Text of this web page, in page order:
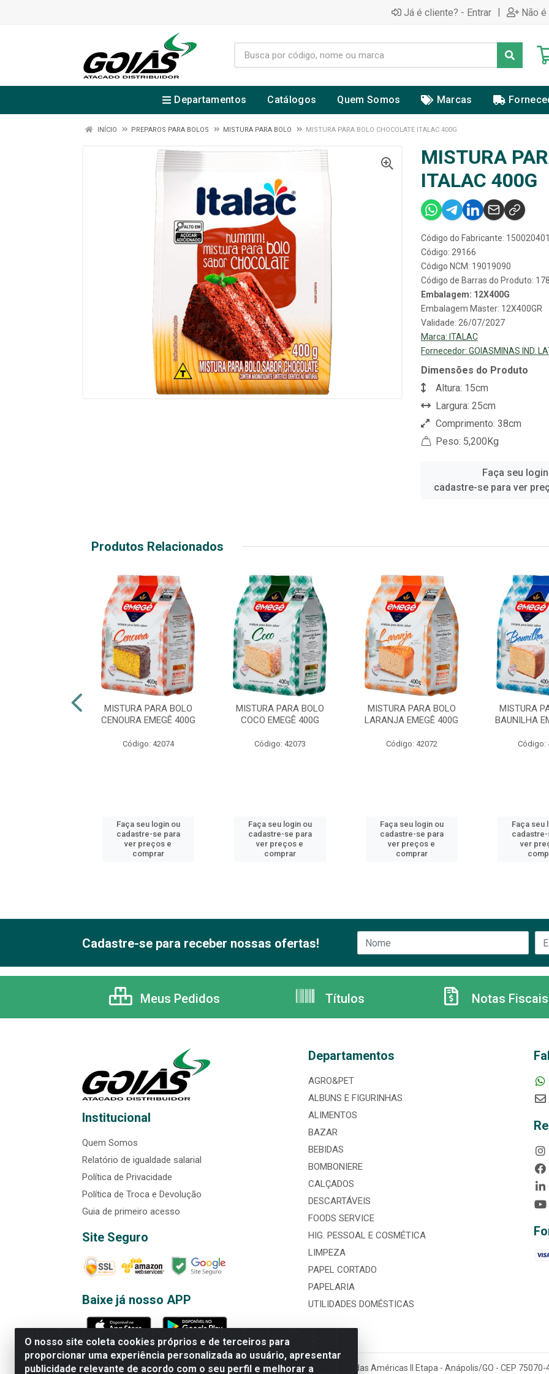
Já é cliente? - Entrar | Não
Departamentos Catálogos Quem Somos Marcas
INÍCIO PREPAROS PARA BOLOS MISTURA PARA BOLO MISTURA PARA BOLO CHOCOLATE ITALAC 400G
MISTURA
ITALAC 400G
Código do Fabricante: 150020401
Código: 29166
Código NCM: 19019090
Código de Barras do Produto:
Embalagem: 12X400G
Embalagem Master: 12X400GR
Validade: 26/07/2027
Marca: ITALAC
Fornecedor: GOIASMINAS IND.
Dimensões do Produto
Altura: 15cm
Largura: 25cm
Comprimento: 38cm
Peso: 5,200Kg
Faça seu
cadastre-se para ver
Produtos Relacionados
MISTURA PARA BOLO
CENOURA EMEGÊ 400G
Código: 42074
Faça seu login ou
cadastre-se para
ver preços e
comprar
MISTURA PARA BOLO
COCO EMEGÊ 400G
Código: 42073
Faça seu login ou
cadastre-se para
ver preços e
comprar
MISTURA PARA BOLO
LARANJA EMEGÊ 400G
Código: 42072
Faça seu login ou
cadastre-se para
ver preços e
comprar
MISTURA
BAUNILHA
Código:
Faça seu
ver
O nosso site coleta cookies próprios e de terceiros para
proporcionar uma experiência personalizada ao usuário, apresentar
publicidade relevante de acordo com o seu perfil e melhorar a
Cadastre-se para receber nossas ofertas!
Meus Pedidos Títulos Notas Fiscais
Institucional
Quem Somos
Relatório de igualdade salarial
Política de Privacidade
Política de Troca e Devolução
Guia de primeiro acesso
Site Seguro
Baixe já nosso APP
Departamentos
AGRO&PET
ALBUNS E FIGURINHAS
ALIMENTOS
BAZAR
BEBIDAS
BOMBONIERE
CALÇADOS
DESCARTÁVEIS
FOODS SERVICE
HIG. PESSOAL E COSMÉTICA
LIMPEZA
PAPEL CORTADO
PAPELARIA
UTILIDADES DOMÉSTICAS
Rede Brasil - Avenida Universitária, nº 3860, Jardim das Américas II Etapa - Anápolis/GO - CEP